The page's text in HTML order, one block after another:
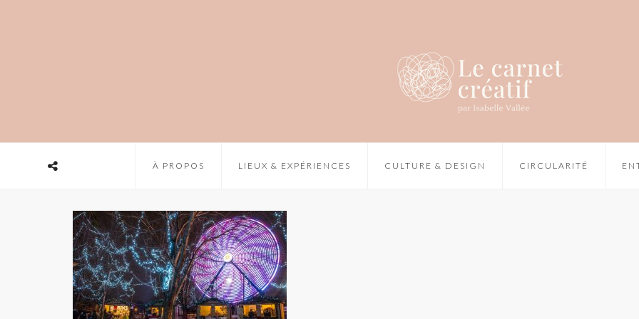
À PROPOS LIEUX & EXPÉRIENCES CULTURE & DESIGN CIRCULARITÉ